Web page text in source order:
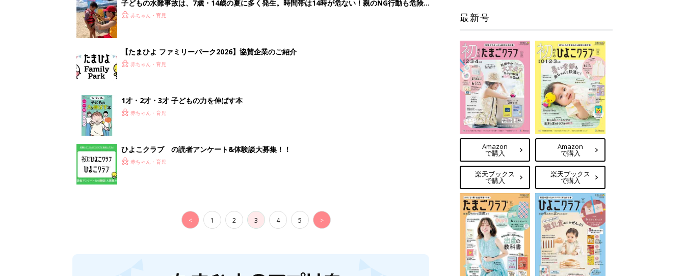
子どもの水難事故は、7歳・14歳の夏に多く発生。時間帯は14時が危ない！親のNG行動も危険を
まねく【専門家】
赤ちゃん・育児
【たまひよ ファミリーパーク2026】協賛企業のご紹介
赤ちゃん・育児
1才・2才・3才 子どもの力を伸ばす本
赤ちゃん・育児
ひよこクラブ の読者アンケート&体験談大募集！！
赤ちゃん・育児
< 1 2 3 4 5 >
最新号
Amazon
で購入
楽天ブックス
で購入
Amazon
で購入
楽天ブックス
で購入